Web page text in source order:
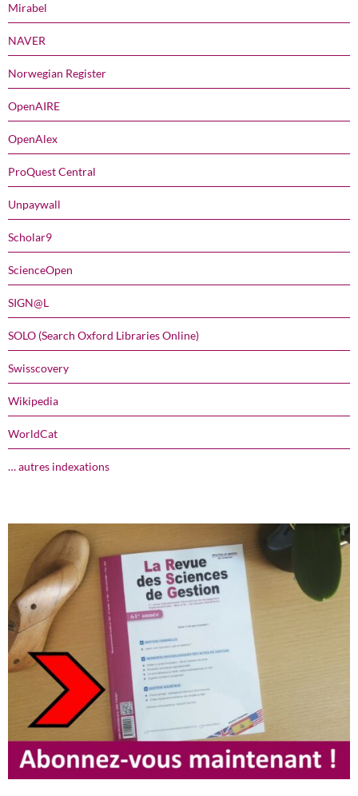
Mirabel
NAVER
Norwegian Register
OpenAIRE
OpenAlex
ProQuest Central
Unpaywall
Scholar9
ScienceOpen
SIGN@L
SOLO (Search Oxford Libraries Online)
Swisscovery
Wikipedia
WorldCat
… autres indexations